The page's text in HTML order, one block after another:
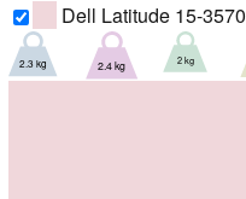
Dell Latitude 15-3570
2.3 kg 2.4 kg 2 kg